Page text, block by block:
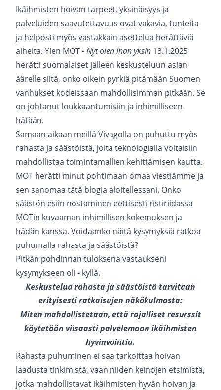
Ikäihmisten hoivan tarpeet, yksinäisyys ja
palveluiden saavutettavuus ovat vakavia, tunteita
ja helposti myös vastakkain asettelua herättäviä
aiheita. Ylen MOT -Nyt olen ihan yksin 13.1.2025
herätti suomalaiset jälleen keskusteluun asian
äärelle siitä, onko oikein pyrkiä pitämään Suomen
vanhukset kodeissaan mahdollisimman pitkään. Se
on johtanut loukkaantumisiin ja inhimilliseen
hätään.
Samaan aikaan meillä Vivagolla on puhuttu myös
rahasta ja säästöistä, joita teknologialla voitaisiin
mahdollistaa toimintamallien kehittämisen kautta.
MOT herätti minut pohtimaan omaa viestiämme ja
sen sanomaa tätä blogia aloitellessani. Onko
säästön esiin nostaminen eettisesti ristiriidassa
MOTin kuvaaman inhimillisen kokemuksen ja
hädän kanssa. Voidaanko näitä kysymyksiä ratkoa
puhumalla rahasta ja säästöistä?
Pitkän pohdinnan tuloksena vastaukseni
kysymykseen oli - kyllä.
Keskustelua rahasta ja säästöistä tarvitaan
erityisesti ratkaisujen näkökulmasta:
Miten mahdollistetaan, että rajalliset resurssit
käytetään viisaasti palvelemaan ikäihmisten
hyvinvointia.
Rahasta puhuminen ei saa tarkoittaa hoivan
laadusta tinkimistä, vaan niiden keinojen etsimistä,
jotka mahdollistavat ikäihmisten hyvän hoivan ja